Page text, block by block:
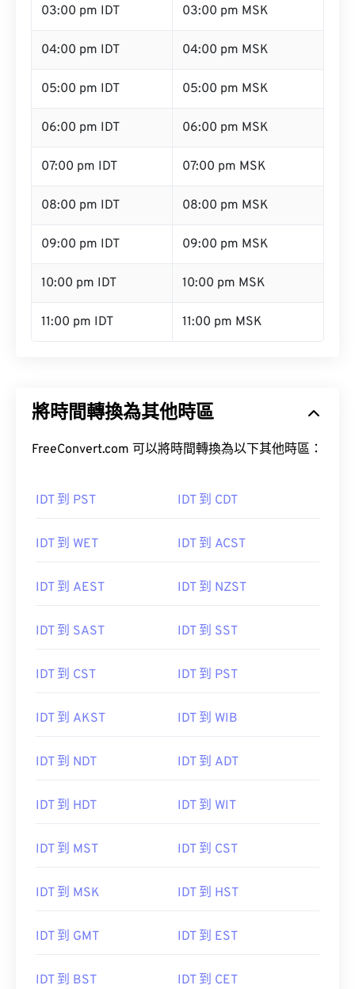
03:00 pm IDT 03:00 pm MSK
04:00 pm IDT 04:00 pm MSK
05:00 pm IDT 05:00 pm MSK
06:00 pm IDT 06:00 pm MSK
07:00 pm IDT 07:00 pm MSK
08:00 pm IDT 08:00 pm MSK
09:00 pm IDT 09:00 pm MSK
10:00 pm IDT 10:00 pm MSK
11:00 pm IDT 11:00 pm MSK
將時間轉換為其他時區
FreeConvert.com 可以將時間轉換為以下其他時區：
IDT 到 PST IDT 到 CDT
IDT 到 WET IDT 到 ACST
IDT 到 AEST IDT 到 NZST
IDT 到 SAST IDT 到 SST
IDT 到 CST IDT 到 PST
IDT 到 AKST IDT 到 WIB
IDT 到 NDT IDT 到 ADT
IDT 到 HDT IDT 到 WIT
IDT 到 MST IDT 到 CST
IDT 到 MSK IDT 到 HST
IDT 到 GMT IDT 到 EST
IDT 到 BST IDT 到 CET